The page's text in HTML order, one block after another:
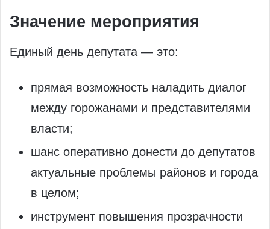
Значение мероприятия
Единый день депутата — это:
прямая возможность наладить диалог
между горожанами и представителями
власти;
шанс оперативно донести до депутатов
актуальные проблемы районов и города
в целом;
инструмент повышения прозрачности